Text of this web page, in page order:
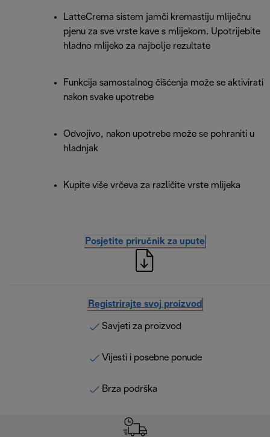
LatteCrema sistem jamči kremastiju mliječnu
pjenu za sve vrste kave s mlijekom. Upotrijebite
hladno mlijeko za najbolje rezultate
Funkcija samostalnog čišćenja može se aktivirati
nakon svake upotrebe
Odvojivo, nakon upotrebe može se pohraniti u
hladnjak
Kupite više vrčeva za različite vrste mlijeka
Posjetite priručnik za upute
Registrirajte svoj proizvod
Savjeti za proizvod
Vijesti i posebne ponude
Brza podrška